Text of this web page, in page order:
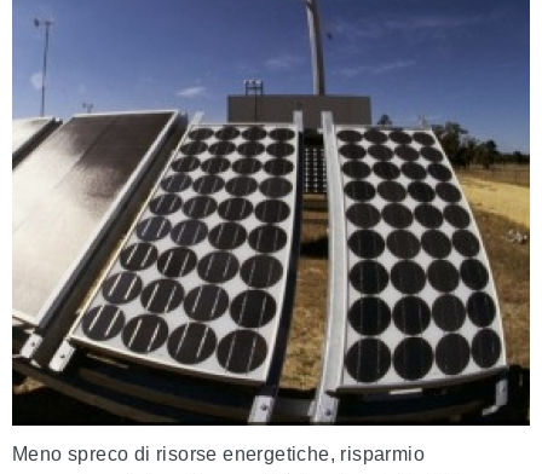
Meno spreco di risorse energetiche, risparmio